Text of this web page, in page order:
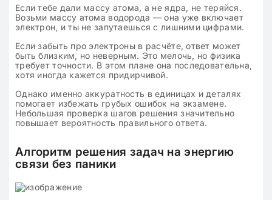
Если тебе дали массу атома, а не ядра, не теряйся.
Возьми массу атома водорода — она уже включает
электрон, и ты не запутаешься с лишними цифрами.
Если забыть про электроны в расчёте, ответ может
быть близким, но неверным. Это мелочь, но физика
требует точности. В этом плане она последовательна,
хотя иногда кажется придирчивой.
Однако именно аккуратность в единицах и деталях
помогает избежать грубых ошибок на экзамене.
Небольшая проверка шагов решения значительно
повышает вероятность правильного ответа.
Алгоритм решения задач на энергию
связи без паники